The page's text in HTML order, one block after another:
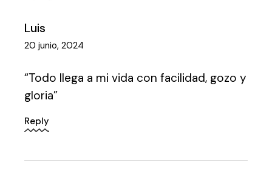
Luis
20 junio, 2024
“Todo llega a mi vida con facilidad, gozo y
gloria”
Reply